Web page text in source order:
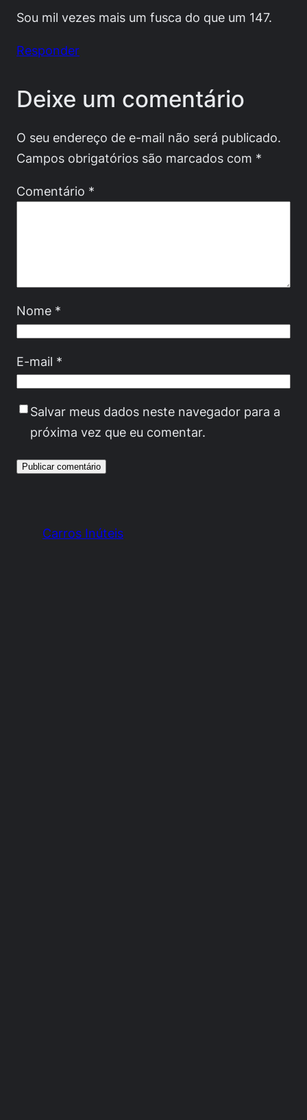
Sou mil vezes mais um fusca do que um 147.
Responder
Deixe um comentário
O seu endereço de e-mail não será publicado.
Campos obrigatórios são marcados com *
Comentário *
Nome *
E-mail *
Salvar meus dados neste navegador para a
próxima vez que eu comentar.
Carros Inúteis